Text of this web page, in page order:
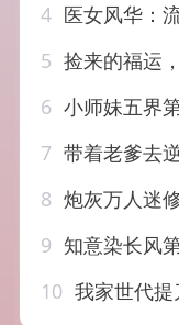
4 医女风华：流放北
5 捡来的福运，旺了整个
6 小师妹五界第一，天才
7 带着老爹去
8 炮灰万人迷修
9 知意染长风
10 我家世代提刀，到我这